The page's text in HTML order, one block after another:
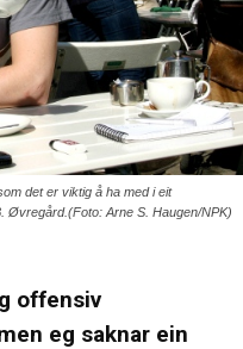
det er viktig å ha med i eit
Øvregård.(Foto: Arne S. Haugen/NPK)
offensiv
eg saknar ein